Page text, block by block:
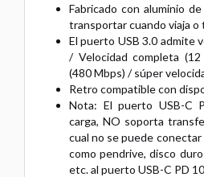
Fabricado con aluminio
transportar cuando viaja o
El puerto USB 3.0 admite
/ Velocidad completa
(480 Mbps) / súper
Retro compatible con
Nota: El puerto USB-C
carga, NO soporta
cual no se puede
como pendrive, disco
etc. al puerto USB-C PD